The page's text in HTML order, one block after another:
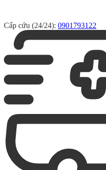
Cấp cứu (24/24): 0901793122